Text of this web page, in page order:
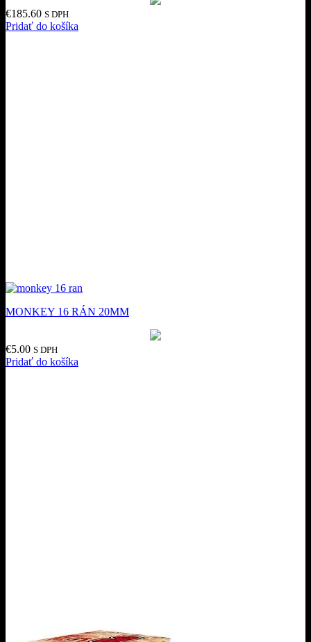
€185.60 S DPH
Pridať do košíka
MONKEY 16 RÁN 20MM
€5.00 S DPH
Pridať do košíka